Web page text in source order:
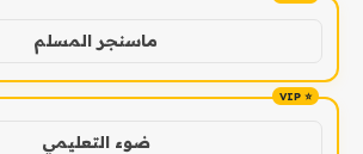
ماسنجر المسلم
ضوء التعليمي